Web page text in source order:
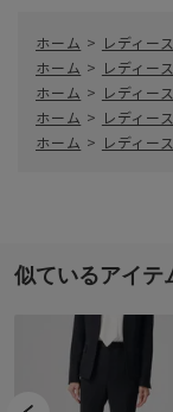
ホーム > レディース
ホーム > レディース
ホーム > レディース
ホーム > レディース
ホーム > レディース